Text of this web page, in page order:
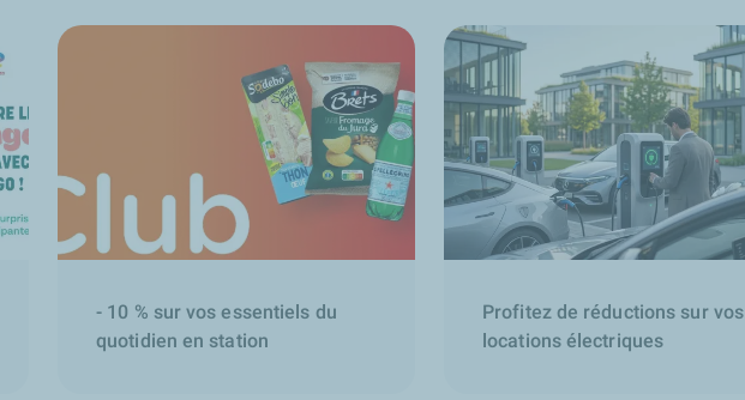
- 10 % sur vos essentiels du
quotidien en station
Profitez de réductions sur vos
locations électriques